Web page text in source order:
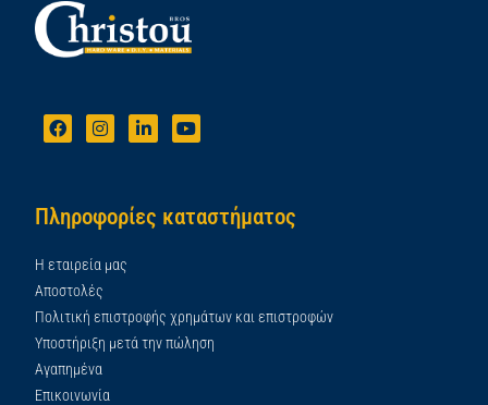
Πληροφορίες καταστήματος
Η εταιρεία μας
Αποστολές
Πολιτική επιστροφής χρημάτων και επιστροφών
Υποστήριξη μετά την πώληση
Αγαπημένα
Επικοινωνία